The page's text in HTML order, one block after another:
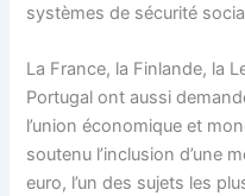
systèmes de sécurité
La France, la Finlande, la
Portugal ont aussi
l’union économique et
soutenu l’inclusion d’une
euro, l’un des sujets les